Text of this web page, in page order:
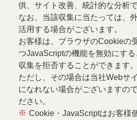
供、サイト改善、統計的な分析
なお、当該収集に当たっては、
活用する場合がございます。
お客様は、ブラウザのCookieの
つJavaScriptの機能を無効にす
収集を拒否することができます。
ただし、その場合は当社Webサ
になれない場合がございますの
ださい。
※ Cookie・JavaScriptはお客様